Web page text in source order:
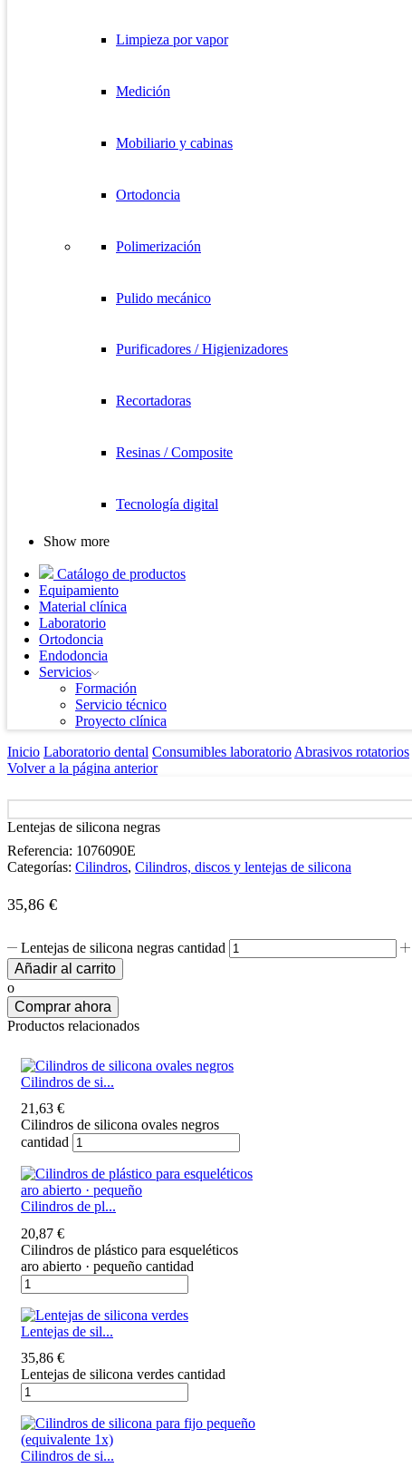
Limpieza por vapor
Medición
Mobiliario y cabinas
Ortodoncia
Polimerización
Pulido mecánico
Purificadores / Higienizadores
Recortadoras
Resinas / Composite
Tecnología digital
Show more
Catálogo de productos
Equipamiento
Material clínica
Laboratorio
Ortodoncia
Endodoncia
Servicios
Formación
Servicio técnico
Proyecto clínica
Inicio Laboratorio dental Consumibles laboratorio Abrasivos rotatorios
Volver a la página anterior
Lentejas de silicona negras
Referencia: 1076090E
Categorías: Cilindros, Cilindros, discos y lentejas de silicona
35,86 €
Lentejas de silicona negras cantidad
Añadir al carrito
o
Comprar ahora
Productos relacionados
Cilindros de si...
21,63 €
Cilindros de silicona ovales negros
cantidad
Cilindros de pl...
20,87 €
Cilindros de plástico para esqueléticos
aro abierto · pequeño cantidad
Lentejas de sil...
35,86 €
Lentejas de silicona verdes cantidad
Cilindros de si...